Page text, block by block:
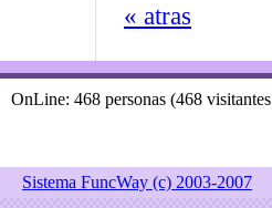
« atras
OnLine: 468 personas (468
Sistema FuncWay (c) 2003-2007